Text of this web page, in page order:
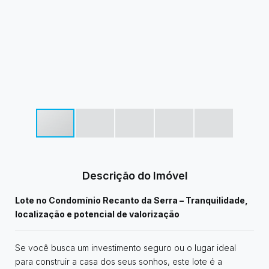
Descrição do Imóvel
Lote no Condomínio Recanto da Serra – Tranquilidade,
localização e potencial de valorização
Se você busca um investimento seguro ou o lugar ideal
para construir a casa dos seus sonhos, este lote é a